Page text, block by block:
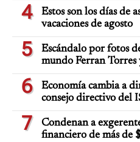
4
Estos son los días de
vacaciones de agosto
5
Escándalo por fotos
mundo Ferran
6
Economía cambia a
consejo directivo del
7
Condenan a
financiero de más de